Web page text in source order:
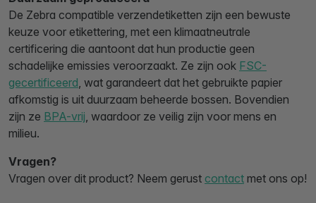
De Zebra compatible verzendetiketten zijn een bewuste
keuze voor etikettering, met een klimaatneutrale
certificering die aantoont dat hun productie geen
schadelijke emissies veroorzaakt. Ze zijn ook FSC-
gecertificeerd, wat garandeert dat het gebruikte papier
afkomstig is uit duurzaam beheerde bossen. Bovendien
zijn ze BPA-vrij, waardoor ze veilig zijn voor mens en
milieu.
Vragen?
Vragen over dit product? Neem gerust contact met ons op!